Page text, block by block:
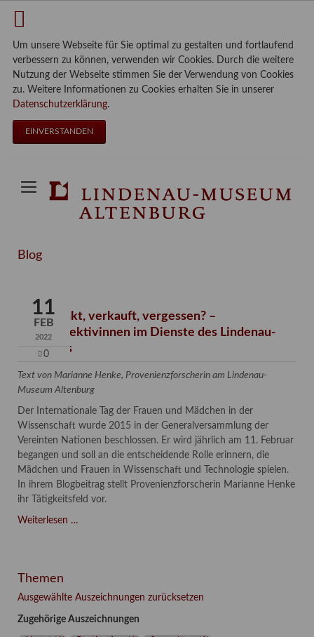
Um unsere Webseite für Sie optimal zu gestalten und fortlaufend
verbessern zu können, verwenden wir Cookies. Durch die weitere
Nutzung der Webseite stimmen Sie der Verwendung von Cookies
zu. Weitere Informationen zu Cookies erhalten Sie in unserer
Datenschutzerklärung.
EINVERSTANDEN
Blog
11
FEB
2022
0
Verschenkt, verkauft, vergessen? –
Kunstdetektivinnen im Dienste des Lindenau-
Museums
Text von Marianne Henke, Provenienzforscherin am Lindenau-
Museum Altenburg
Der Internationale Tag der Frauen und Mädchen in der
Wissenschaft wurde 2015 in der Generalversammlung der
Vereinten Nationen beschlossen. Er wird jährlich am 11. Februar
begangen und soll an die entscheidende Rolle erinnern, die
Mädchen und Frauen in Wissenschaft und Technologie spielen.
In ihrem Blogbeitrag stellt Provenienzforscherin Marianne Henke
ihr Tätigkeitsfeld vor.
Weiterlesen …
im
des
Themen
Ausgewählte Auszeichnungen zurücksetzen
Zugehörige Auszeichnungen